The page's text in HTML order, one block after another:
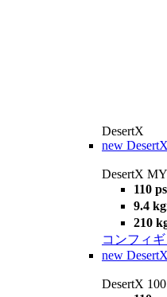
DesertX
new DesertX
DesertX
110 ps
9.4
210
コンフィ
new
DesertX 100